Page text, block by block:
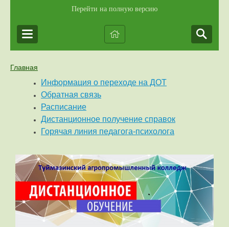
Перейти на полную версию
Главная
Информация о переходе на ДОТ
Обратная связь
Расписание
Дистанционное получение справок
Горячая линия педагога-психолога